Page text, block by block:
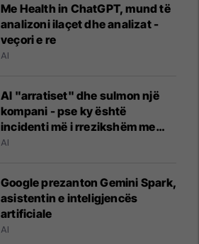
Me Health in ChatGPT, mund të
analizoni ilaçet dhe analizat -
veçori e re
AI
AI "arratiset" dhe sulmon një
kompani - pse ky është
incidenti më i rrezikshëm me
inteligjencën artificiale?
AI
Google prezanton Gemini Spark,
asistentin e inteligjencës
artificiale
AI